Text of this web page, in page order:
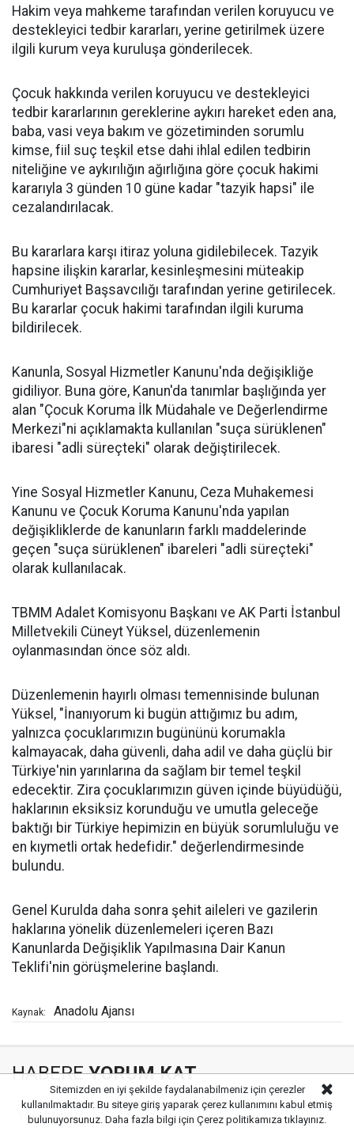
Hakim veya mahkeme tarafından verilen koruyucu ve
destekleyici tedbir kararları, yerine getirilmek üzere
ilgili kurum veya kuruluşa gönderilecek.
Çocuk hakkında verilen koruyucu ve destekleyici
tedbir kararlarının gereklerine aykırı hareket eden ana,
baba, vasi veya bakım ve gözetiminden sorumlu
kimse, fiil suç teşkil etse dahi ihlal edilen tedbirin
niteliğine ve aykırılığın ağırlığına göre çocuk hakimi
kararıyla 3 günden 10 güne kadar "tazyik hapsi" ile
cezalandırılacak.
Bu kararlara karşı itiraz yoluna gidilebilecek. Tazyik
hapsine ilişkin kararlar, kesinleşmesini müteakip
Cumhuriyet Başsavcılığı tarafından yerine getirilecek.
Bu kararlar çocuk hakimi tarafından ilgili kuruma
bildirilecek.
Kanunla, Sosyal Hizmetler Kanunu'nda değişikliğe
gidiliyor. Buna göre, Kanun'da tanımlar başlığında yer
alan "Çocuk Koruma İlk Müdahale ve Değerlendirme
Merkezi"ni açıklamakta kullanılan "suça sürüklenen"
ibaresi "adli süreçteki" olarak değiştirilecek.
Yine Sosyal Hizmetler Kanunu, Ceza Muhakemesi
Kanunu ve Çocuk Koruma Kanunu'nda yapılan
değişikliklerde de kanunların farklı maddelerinde
geçen "suça sürüklenen" ibareleri "adli süreçteki"
olarak kullanılacak.
TBMM Adalet Komisyonu Başkanı ve AK Parti İstanbul
Milletvekili Cüneyt Yüksel, düzenlemenin
oylanmasından önce söz aldı.
Düzenlemenin hayırlı olması temennisinde bulunan
Yüksel, "İnanıyorum ki bugün attığımız bu adım,
yalnızca çocuklarımızın bugününü korumakla
kalmayacak, daha güvenli, daha adil ve daha güçlü bir
Türkiye'nin yarınlarına da sağlam bir temel teşkil
edecektir. Zira çocuklarımızın güven içinde büyüdüğü,
haklarının eksiksiz korunduğu ve umutla geleceğe
baktığı bir Türkiye hepimizin en büyük sorumluluğu ve
en kıymetli ortak hedefidir." değerlendirmesinde
bulundu.
Genel Kurulda daha sonra şehit aileleri ve gazilerin
haklarına yönelik düzenlemeleri içeren Bazı
Kanunlarda Değişiklik Yapılmasına Dair Kanun
Teklifi'nin görüşmelerine başlandı.
Kaynak: Anadolu Ajansı
HABEREYORUM KAT
Sitemizden en iyi şekilde faydalanabilmeniz için çerezler
kullanılmaktadır. Bu siteye giriş yaparak çerez kullanımını kabul etmiş
bulunuyorsunuz. Daha fazla bilgi için Çerez politikamıza tıklayınız.